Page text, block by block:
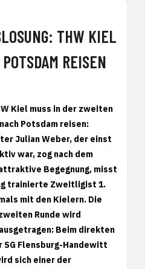
THW KIEL
REISEN
Kiel muss in der zweiten
Potsdam reisen:
Julian Weber, der einst
war, zog nach dem
Begegnung, misst
trainierte Zweitligist 1.
mit den Kielern. Die
Runde wird
Beim direkten
Flensburg-Handewitt
sich einer der